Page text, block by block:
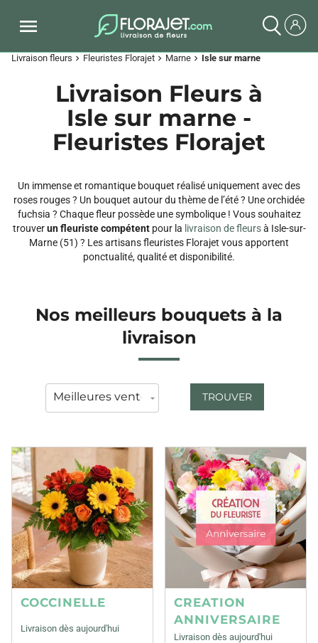
Livraison fleurs chevron_right Fleuristes Florajet chevron_right Marne chevron_right Isle sur marne
Livraison Fleurs à
Isle sur marne -
Fleuristes Florajet
Un immense et romantique bouquet réalisé uniquement avec des
roses rouges ? Un bouquet autour du thème de l’été ? Une orchidée
fuchsia ? Chaque fleur possède une symbolique ! Vous souhaitez
trouverun fleuriste compétentpour la livraison de fleursà Isle-sur-
Marne (51) ? Les artisans fleuristes Florajet vous apportent
ponctualité, qualité et disponibilité.
Nos meilleurs bouquets à la
livraison
TROUVER
COCCINELLE
Livraison dès aujourd'hui
CREATION
ANNIVERSAIRE
Livraison dès aujourd'hui